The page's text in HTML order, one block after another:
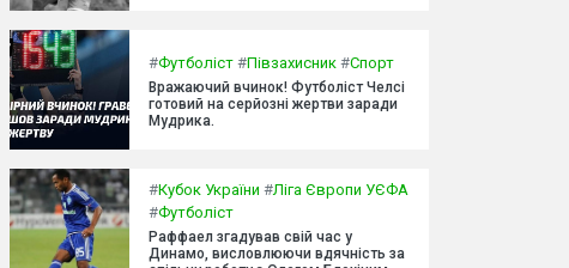
#Футболіст #Півзахисник #Спорт
Вражаючий вчинок! Футболіст Челсі
готовий на серйозні жертви заради
Мудрика.
#Кубок України #Ліга Європи УЄФА
#Футболіст
Раффаел згадував свій час у
Динамо, висловлюючи вдячність за